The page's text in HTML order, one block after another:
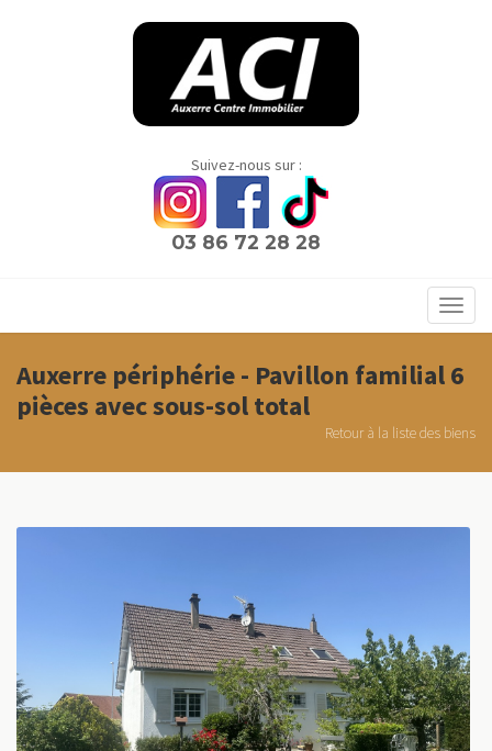
Suivez-nous sur :
03 86 72 28 28
Auxerre périphérie - Pavillon familial 6
pièces avec sous-sol total
Retour à la liste des biens